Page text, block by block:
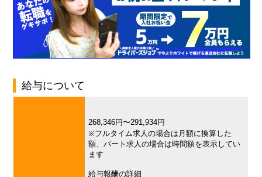
給与について
268,346円〜291,934円
※フルタイム求人の場合は月額に換算した
額、パート求人の場合は時間額を表示してい
ます
給与報酬の詳細